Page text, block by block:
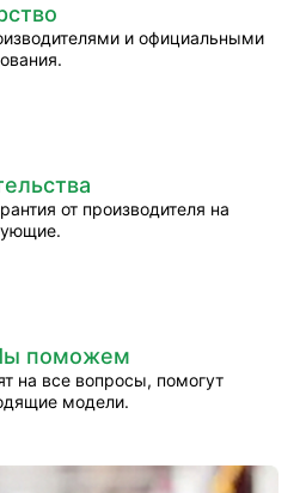
и официальными
от производителя на
поможем
на все вопросы, помогут
модели.